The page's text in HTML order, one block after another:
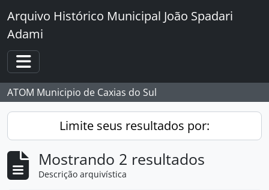
Skip to main content
Arquivo Histórico Municipal João Spadari
Adami
Toggle navigation
ATOM Municipio de Caxias do Sul
Limite seus resultados por:
Mostrando 2 resultados
Descrição arquivística